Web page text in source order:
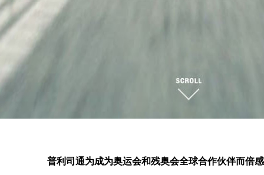
普利司通为成为奥运会和残奥会全球合作伙伴而倍